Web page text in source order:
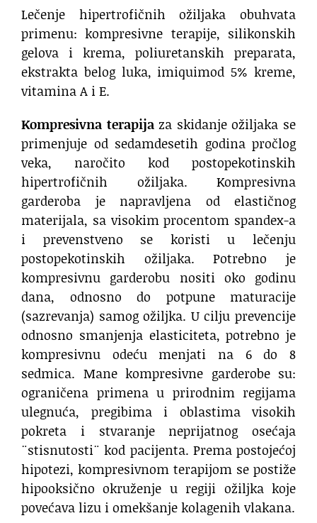
Lečenje hipertrofičnih ožiljaka obuhvata
primenu: kompresivne terapije, silikonskih
gelova i krema, poliuretanskih preparata,
ekstrakta belog luka, imiquimod 5% kreme,
vitamina A i E.
Kompresivna terapijaza skidanje ožiljaka se
primenjuje od sedamdesetih godina pročlog
veka, naročito kod postopekotinskih
hipertrofičnih ožiljaka. Kompresivna
garderoba je napravljena od elastičnog
materijala, sa visokim procentom spandex-a
i prevenstveno se koristi u lečenju
postopekotinskih ožiljaka. Potrebno je
kompresivnu garderobu nositi oko godinu
dana, odnosno do potpune maturacije
(sazrevanja) samog ožiljka. U cilju prevencije
odnosno smanjenja elasticiteta, potrebno je
kompresivnu odeću menjati na 6 do 8
sedmica. Mane kompresivne garderobe su:
ograničena primena u prirodnim regijama
ulegnuća, pregibima i oblastima visokih
pokreta i stvaranje neprijatnog osećaja
¨stisnutosti¨ kod pacijenta. Prema postojećoj
hipotezi, kompresivnom terapijom se postiže
hipooksično okruženje u regiji ožiljka koje
povećava lizu i omekšanje kolagenih vlakana.